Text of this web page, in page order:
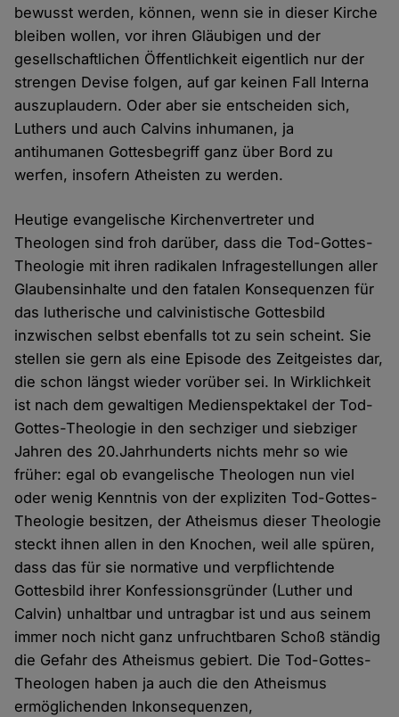
bewusst werden, können, wenn sie in dieser Kirche
bleiben wollen, vor ihren Gläubigen und der
gesellschaftlichen Öffentlichkeit eigentlich nur der
strengen Devise folgen, auf gar keinen Fall Interna
auszuplaudern. Oder aber sie entscheiden sich,
Luthers und auch Calvins inhumanen, ja
antihumanen Gottesbegriff ganz über Bord zu
werfen, insofern Atheisten zu werden.
Heutige evangelische Kirchenvertreter und
Theologen sind froh darüber, dass die Tod-Gottes-
Theologie mit ihren radikalen lnfragestellungen aller
Glaubensinhalte und den fatalen Konsequenzen für
das lutherische und calvinistische Gottesbild
inzwischen selbst ebenfalls tot zu sein scheint. Sie
stellen sie gern als eine Episode des Zeitgeistes dar,
die schon längst wieder vorüber sei. In Wirklichkeit
ist nach dem gewaltigen Medienspektakel der Tod-
Gottes-Theologie in den sechziger und siebziger
Jahren des 20.Jahrhunderts nichts mehr so wie
früher: egal ob evangelische Theologen nun viel
oder wenig Kenntnis von der expliziten Tod-Gottes-
Theologie besitzen, der Atheismus dieser Theologie
steckt ihnen allen in den Knochen, weil alle spüren,
dass das für sie normative und verpflichtende
Gottesbild ihrer Konfessionsgründer (Luther und
Calvin) unhaltbar und untragbar ist und aus seinem
immer noch nicht ganz unfruchtbaren Schoß ständig
die Gefahr des Atheismus gebiert. Die Tod-Gottes-
Theologen haben ja auch die den Atheismus
ermöglichenden Inkonsequenzen,